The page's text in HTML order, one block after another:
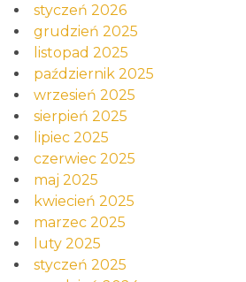
styczeń 2026
grudzień 2025
listopad 2025
październik 2025
wrzesień 2025
sierpień 2025
lipiec 2025
czerwiec 2025
maj 2025
kwiecień 2025
marzec 2025
luty 2025
styczeń 2025